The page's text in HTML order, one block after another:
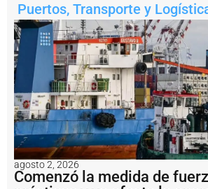
región.
Fotos
CGPBB.
Notas
relacionadas
E
l
C
o
n
s
o
Puertos, Transporte y
agosto 2, 2026
Comenzó la medida de